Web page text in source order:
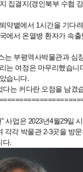
집결지(경인북부 수협
약볕에서 1시간을 기다
에서 온열병 환자가 속
는 부평역사박물관과 심
는 여정은 마무리했습니
습니다.
다는 커다란 오점을 남겼
사업은 2023년4월29일
각각 박물관 2-3곳을 방
다.